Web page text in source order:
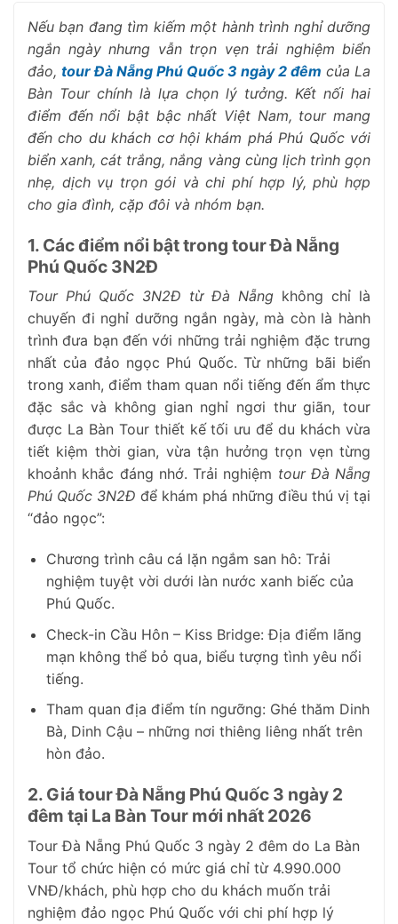
Nếu bạn đang tìm kiếm một hành trình nghỉ dưỡng
ngắn ngày nhưng vẫn trọn vẹn trải nghiệm biển
đảo, tour Đà Nẵng Phú Quốc 3 ngày 2 đêm của La
Bàn Tour chính là lựa chọn lý tưởng. Kết nối hai
điểm đến nổi bật bậc nhất Việt Nam, tour mang
đến cho du khách cơ hội khám phá Phú Quốc với
biển xanh, cát trắng, nắng vàng cùng lịch trình gọn
nhẹ, dịch vụ trọn gói và chi phí hợp lý, phù hợp
cho gia đình, cặp đôi và nhóm bạn.
1. Các điểm nổi bật trong tour Đà Nẵng
Phú Quốc 3N2Đ
Tour Phú Quốc 3N2Đ từ Đà Nẵng không chỉ là
chuyến đi nghỉ dưỡng ngắn ngày, mà còn là hành
trình đưa bạn đến với những trải nghiệm đặc trưng
nhất của đảo ngọc Phú Quốc. Từ những bãi biển
trong xanh, điểm tham quan nổi tiếng đến ẩm thực
đặc sắc và không gian nghỉ ngơi thư giãn, tour
được La Bàn Tour thiết kế tối ưu để du khách vừa
tiết kiệm thời gian, vừa tận hưởng trọn vẹn từng
khoảnh khắc đáng nhớ. Trải nghiệm tour Đà Nẵng
Phú Quốc 3N2Đ để khám phá những điều thú vị tại
“đảo ngọc”:
Chương trình câu cá lặn ngắm san hô: Trải
nghiệm tuyệt vời dưới làn nước xanh biếc của
Phú Quốc.
Check-in Cầu Hôn – Kiss Bridge: Địa điểm lãng
mạn không thể bỏ qua, biểu tượng tình yêu nổi
tiếng.
Tham quan địa điểm tín ngưỡng: Ghé thăm Dinh
Bà, Dinh Cậu – những nơi thiêng liêng nhất trên
hòn đảo.
2. Giá tour Đà Nẵng Phú Quốc 3 ngày 2
đêm tại La Bàn Tour mới nhất 2026
Tour Đà Nẵng Phú Quốc 3 ngày 2 đêm do La Bàn
Tour tổ chức hiện có mức giá chỉ từ 4.990.000
VNĐ/khách, phù hợp cho du khách muốn trải
nghiệm đảo ngọc Phú Quốc với chi phí hợp lý